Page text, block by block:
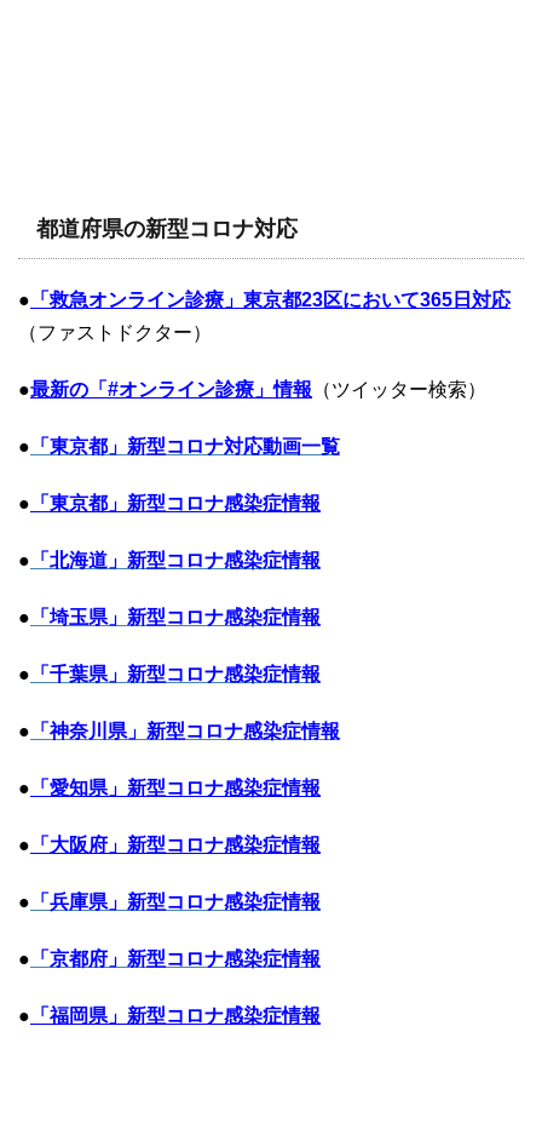
都道府県の新型コロナ対応
● 「救急オンライン診療」東京都23区において365日対応
（ファストドクター）
●最新の「#オンライン診療」情報 （ツイッター検索）
● 「東京都」新型コロナ対応動画一覧
● 「東京都」新型コロナ感染症情報
● 「北海道」新型コロナ感染症情報
● 「埼玉県」新型コロナ感染症情報
● 「千葉県」新型コロナ感染症情報
● 「神奈川県」新型コロナ感染症情報
● 「愛知県」新型コロナ感染症情報
● 「大阪府」新型コロナ感染症情報
● 「兵庫県」新型コロナ感染症情報
● 「京都府」新型コロナ感染症情報
● 「福岡県」新型コロナ感染症情報